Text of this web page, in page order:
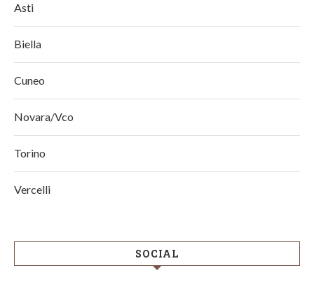
Asti
Biella
Cuneo
Novara/Vco
Torino
Vercelli
SOCIAL